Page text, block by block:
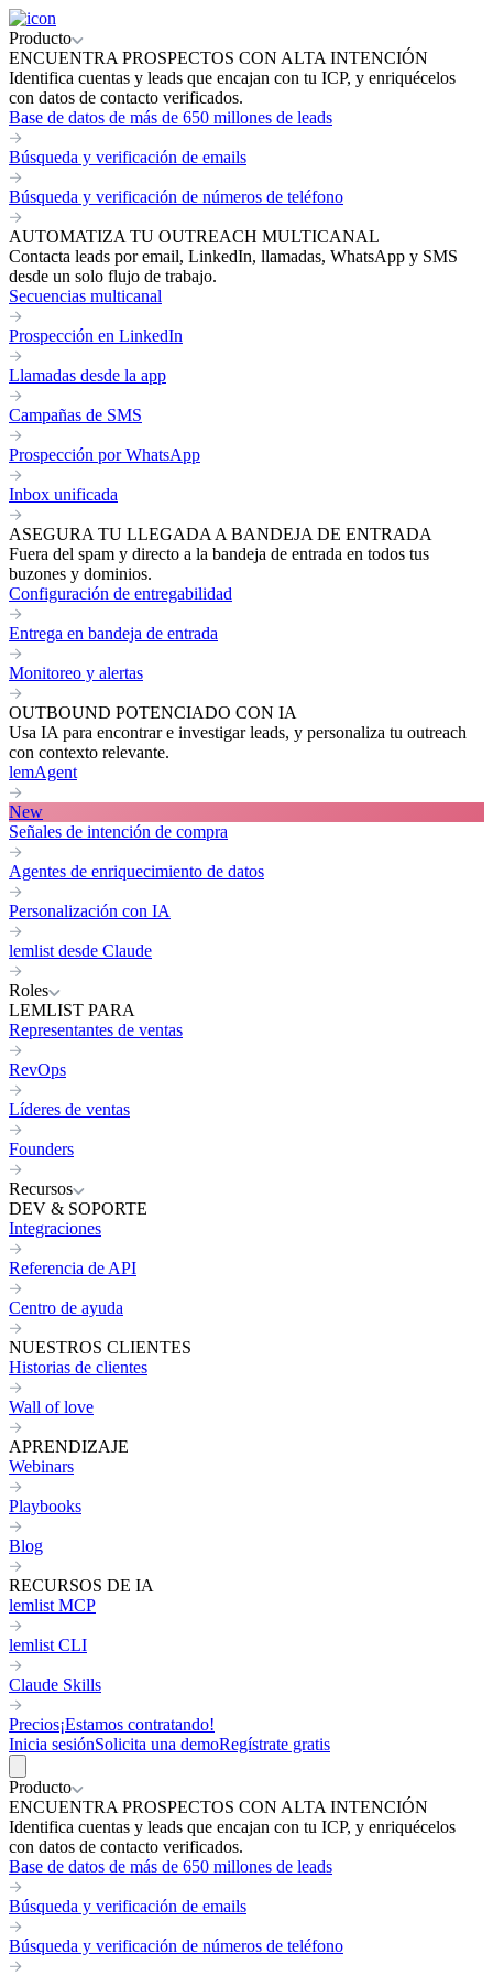
Producto
ENCUENTRA PROSPECTOS CON ALTA INTENCIÓN
Identifica cuentas y leads que encajan con tu ICP, y enriquécelos
con datos de contacto verificados.
Base de datos de más de 650 millones de leads
Búsqueda y verificación de emails
Búsqueda y verificación de números de teléfono
AUTOMATIZA TU OUTREACH MULTICANAL
Contacta leads por email, LinkedIn, llamadas, WhatsApp y SMS
desde un solo flujo de trabajo.
Secuencias multicanal
Prospección en LinkedIn
Llamadas desde la app
Campañas de SMS
Prospección por WhatsApp
Inbox unificada
ASEGURA TU LLEGADA A BANDEJA DE ENTRADA
Fuera del spam y directo a la bandeja de entrada en todos tus
buzones y dominios.
Configuración de entregabilidad
Entrega en bandeja de entrada
Monitoreo y alertas
OUTBOUND POTENCIADO CON IA
Usa IA para encontrar e investigar leads, y personaliza tu outreach
con contexto relevante.
lemAgent
New
Señales de intención de compra
Agentes de enriquecimiento de datos
Personalización con IA
lemlist desde Claude
Roles
LEMLIST PARA
Representantes de ventas
RevOps
Líderes de ventas
Founders
Recursos
DEV & SOPORTE
Integraciones
Referencia de API
Centro de ayuda
NUESTROS CLIENTES
Historias de clientes
Wall of love
APRENDIZAJE
Webinars
Playbooks
Blog
RECURSOS DE IA
lemlist MCP
lemlist CLI
Claude Skills
Precios¡Estamos contratando!
Inicia sesiónSolicita una demoRegístrate gratis
Producto
ENCUENTRA PROSPECTOS CON ALTA INTENCIÓN
Identifica cuentas y leads que encajan con tu ICP, y enriquécelos
con datos de contacto verificados.
Base de datos de más de 650 millones de leads
Búsqueda y verificación de emails
Búsqueda y verificación de números de teléfono